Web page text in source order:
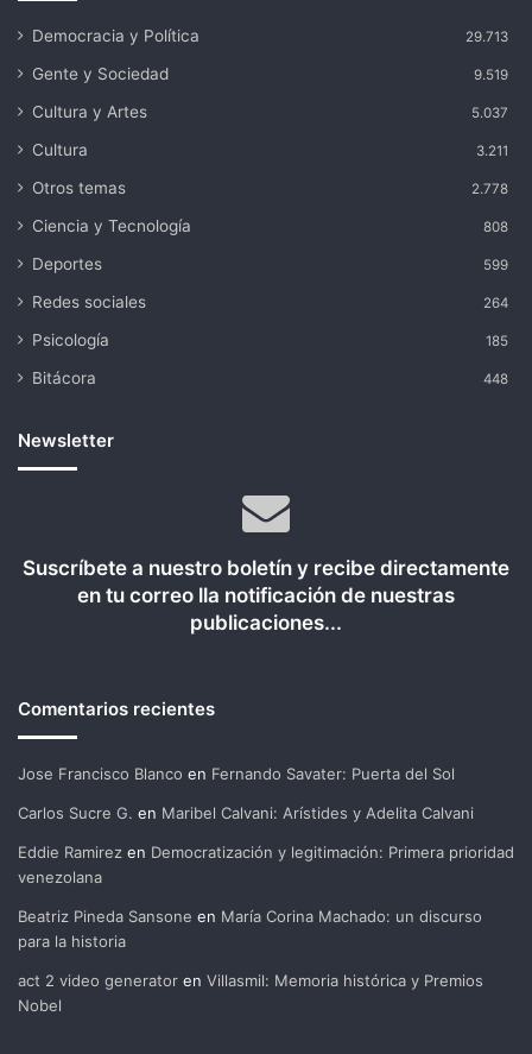
Democracia y Política 29.713
Gente y Sociedad 9.519
Cultura y Artes 5.037
Cultura 3.211
Otros temas 2.778
Ciencia y Tecnología 808
Deportes 599
Redes sociales 264
Psicología 185
Bitácora 448
Newsletter
Suscríbete a nuestro boletín y recibe directamente
en tu correo lla notificación de nuestras
publicaciones...
Comentarios recientes
Jose Francisco Blanco en Fernando Savater: Puerta del Sol
Carlos Sucre G. en Maribel Calvani: Arístides y Adelita Calvani
Eddie Ramirez en Democratización y legitimación: Primera prioridad
venezolana
Beatriz Pineda Sansone en María Corina Machado: un discurso
para la historia
act 2 video generator en Villasmil: Memoria histórica y Premios
Nobel